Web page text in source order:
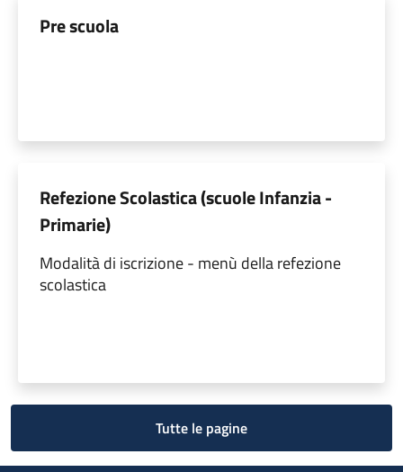
Pre scuola
Refezione Scolastica (scuole Infanzia -
Primarie)
Modalità di iscrizione - menù della refezione
scolastica
Tutte le pagine